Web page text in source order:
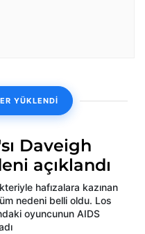
YÜKLENDİ
Daveigh
açıklandı
hafızalara kazınan
nedeni belli oldu. Los
oyuncunun AIDS